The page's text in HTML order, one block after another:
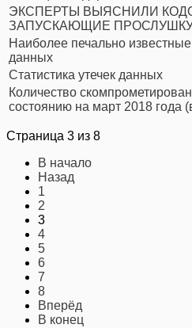
ЭКСПЕРТЫ ВЫЯСНИЛИ
ЗАПУСКАЮЩИЕ
Наиболее печально
данных
Статистика утечек данных
Количество
состоянию на март 2018 года
Страница 3 из 8
В начало
Назад
1
2
3
4
5
6
7
8
Вперёд
В конец